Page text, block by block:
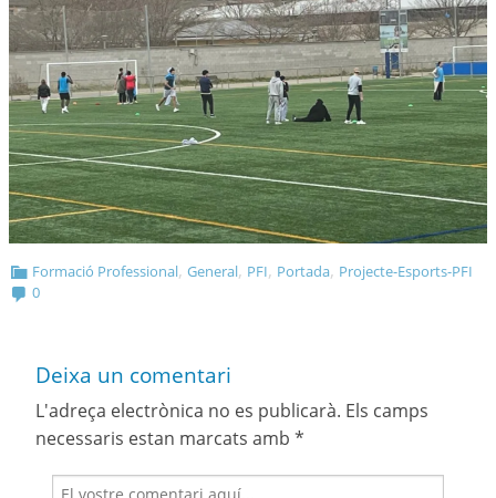
Formació Professional,General, PFI, Portada, Projecte-Esports-PFI
0
Deixa un comentari
L'adreça electrònica no es publicarà. Els camps
necessaris estan marcats amb *